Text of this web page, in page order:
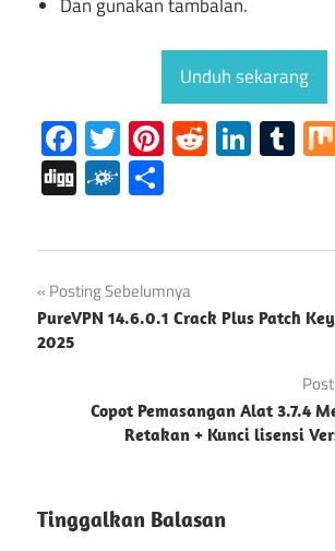
Dan gunakan tambalan.
Unduh sekarang
Facebook
Twitter
Pinterest
Reddit
DiggFolkd
REAPER
Kunci
Torrent
REAPER
Navigasi
pos
Posting Sebelumnya
PureVPN 14.6.0.1 Crack Plus Patch
2025
Copot Pemasangan Alat 3.7.4
Retakan + Kunci lisensi
Tinggalkan Balasan